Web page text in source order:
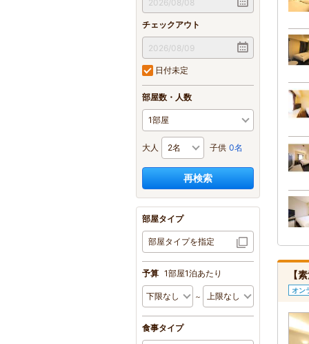
チェックアウト
日付未定
部屋数・人数
大人 子供 0名
再検索
部屋タイプ
部屋タイプを指定
予算 1部屋1泊あたり
～
食事タイプ
【
オン